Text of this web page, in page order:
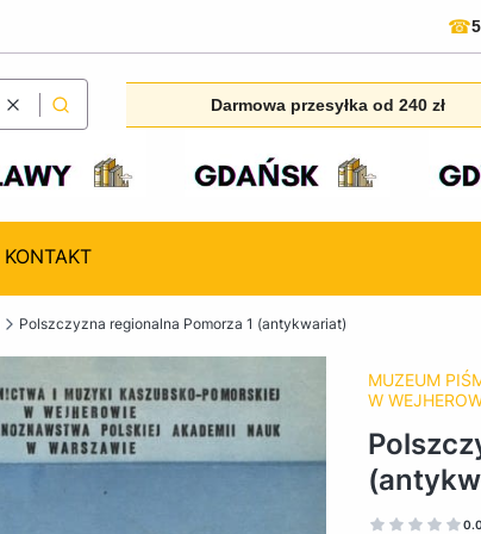
☎
WyczyśćSzukaj Darmowa przesyłka od 240 zł
KONTAKT
Polszczyzna regionalna Pomorza 1 (antykwariat)
MUZEUM
W